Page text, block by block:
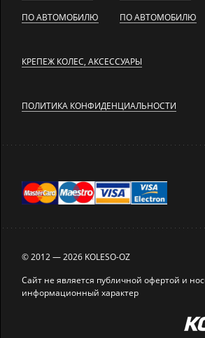
ПО АВТОМОБИЛЮ ПО АВТОМОБИЛЮ
КРЕПЕЖ КОЛЕС, АКСЕССУАРЫ
ПОЛИТИКА КОНФИДЕНЦИАЛЬНОСТИ
© 2012 — 2026 KOLESO-OZ
Сайт не является публичной офертой и
информационный характер